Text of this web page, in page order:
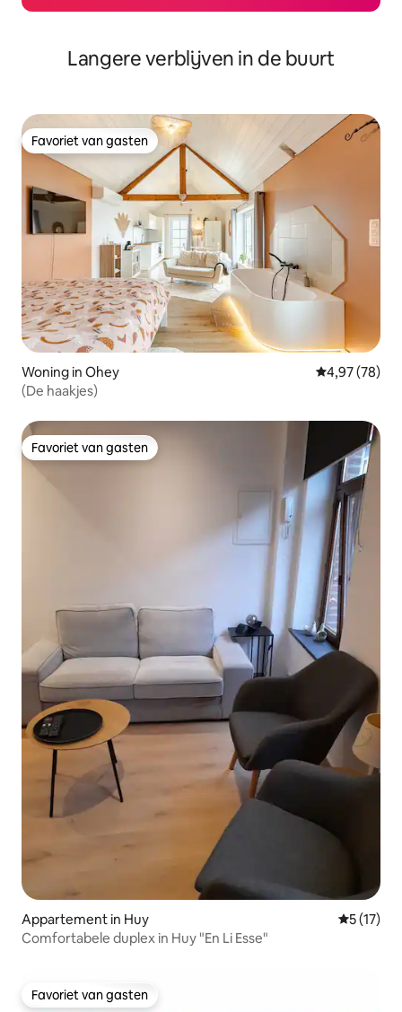
Langere verblijven in de buurt
Favoriet van gasten
Favoriet van gasten
Woning in Ohey Gemiddelde
4,97 (78)
(De haakjes)
Favoriet van gasten
Favoriet van gasten
Appartement in Huy
5 (17)
Comfortabele duplex in Huy "En Li Esse"
Favoriet van gasten
Favoriet van gasten